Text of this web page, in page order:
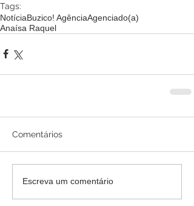
Tags:
NotíciaBuzico! AgênciaAgenciado(a)
Anaísa Raquel
Comentários
Escreva um comentário